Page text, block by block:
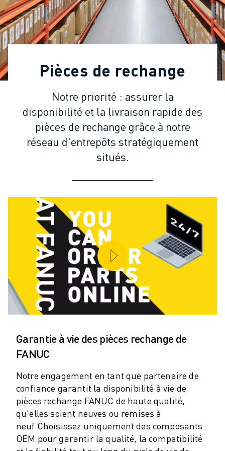
ROBOTS INDUSTRIELS
ROBOTS COLLABORATIFS
GAMME DE ROBOTS
CONTRÔLEURS DE ROBOTS
ACCESSOIRES POUR ROBOTS
LOGICIEL ROBOT
PRODUITS DE ROBOTIQUE ÉDUCATIVE
AUTOMATISATION DES ROBOTS
ROBOTS DE SOUDAGE À L'ARC
ROBOTS ARTICULÉS
ROBOTS DE PEINTURE
ROBOTS PALETTISEURS
ROBOTS SCARA
CENTRES D'USINAGE CNC COMPACTS
RECHERCHE DE ROBODRILL
ROBODRILL CENTRES D'USINAGE CNC COMPACTS
ROBODRILL MATÉRIEL
LOGICIEL ROBODRILL
ROBODRILL MAINTENANCE PRÉVENTIVE
ROBODRILL ENSEMBLE DE ROBOTS
MACHINES DE MOULAGE PAR INJECTION ÉLECTRIQUES
RECHERCHE DE ROBOSHOT
ROBOSHOT MACHINES DE MOULAGE PAR INJECTION ÉLECTRIQUES
ROBOSHOT MATÉRIEL
LOGICIEL ROBOSHOT
DURABILITÉ DU ROBOSHOT
ROBOSHOT ENSEMBLE DE ROBOTS
Pièces de rechange
Notre priorité : assurer la
disponibilité et la livraison rapide des
pièces de rechange grâce à notre
réseau d'entrepôts stratégiquement
situés.
Garantie à vie des pièces rechange de
FANUC
Notre engagement en tant que partenaire de
confiance garantit la disponibilité à vie de
pièces rechange FANUC de haute qualité,
qu'elles soient neuves ou remises à
neuf.Choisissez uniquement des composants
OEM pour garantir la qualité, la compatibilité